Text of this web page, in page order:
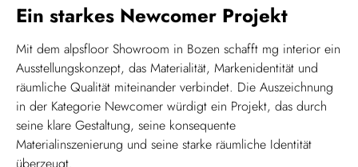
Ein starkes Newcomer Projekt
Mit dem alpsfloor Showroom in Bozen schafft mg interior ein
Ausstellungskonzept, das Materialität, Markenidentität und
räumliche Qualität miteinander verbindet. Die Auszeichnung
in der Kategorie Newcomer würdigt ein Projekt, das durch
seine klare Gestaltung, seine konsequente
Materialinszenierung und seine starke räumliche Identität
überzeugt.